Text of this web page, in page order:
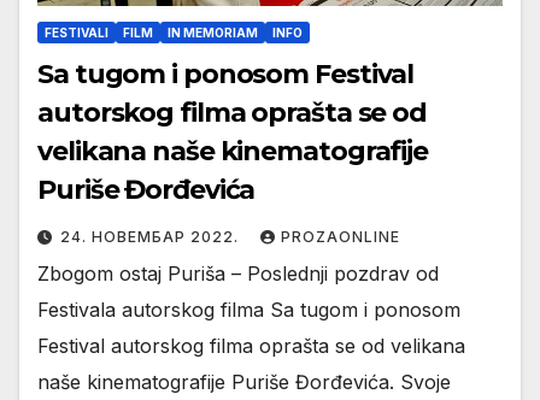
FESTIVALI FILM IN MEMORIAM INFO
Sa tugom i ponosom Festival
autorskog filma oprašta se od
velikana naše kinematografije
Puriše Đorđevića
24. НОВЕМБАР 2022. PROZAONLINE
Zbogom ostaj Puriša – Poslednji pozdrav od
Festivala autorskog filma Sa tugom i ponosom
Festival autorskog filma oprašta se od velikana
naše kinematografije Puriše Đorđevića. Svoje